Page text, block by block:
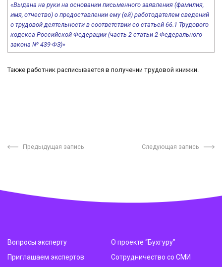
«Выдана на руки на основании письменного заявления (фамилия,
имя, отчество) о предоставлении ему (ей) работодателем сведений
о трудовой деятельности в соответствии со статьей 66.1 Трудового
кодекса Российской Федерации (часть 2 статьи 2 Федерального
закона № 439-ФЗ)»
Также работник расписывается в получении трудовой книжки.
Предыдущая запись Следующая запись
Вопросы эксперту
Приглашаем экспертов
О проекте “Бухгуру”
Сотрудничество со СМИ